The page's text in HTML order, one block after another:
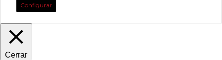
Configurar
Cerrar